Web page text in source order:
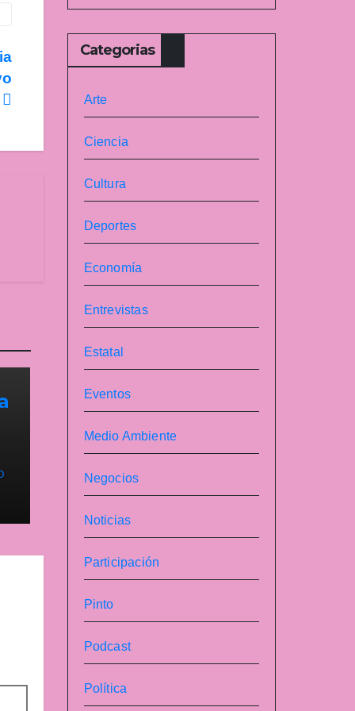
Categorias
Arte
Ciencia
Cultura
Deportes
Economía
Entrevistas
Estatal
Eventos
Medio Ambiente
Negocios
Noticias
Participación
Pinto
Podcast
Política